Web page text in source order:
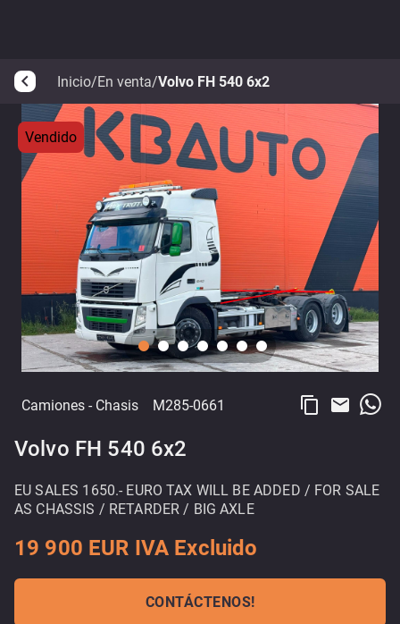
arrow_back_ios Inicio/En venta/Volvo FH 540 6x2
Vendido
Camiones - Chasis M285-0661 content_copy email
Volvo FH 540 6x2
EU SALES 1650.- EURO TAX WILL BE ADDED / FOR SALE
AS CHASSIS / RETARDER / BIG AXLE
19 900 EUR IVA Excluido
CONTÁCTENOS!